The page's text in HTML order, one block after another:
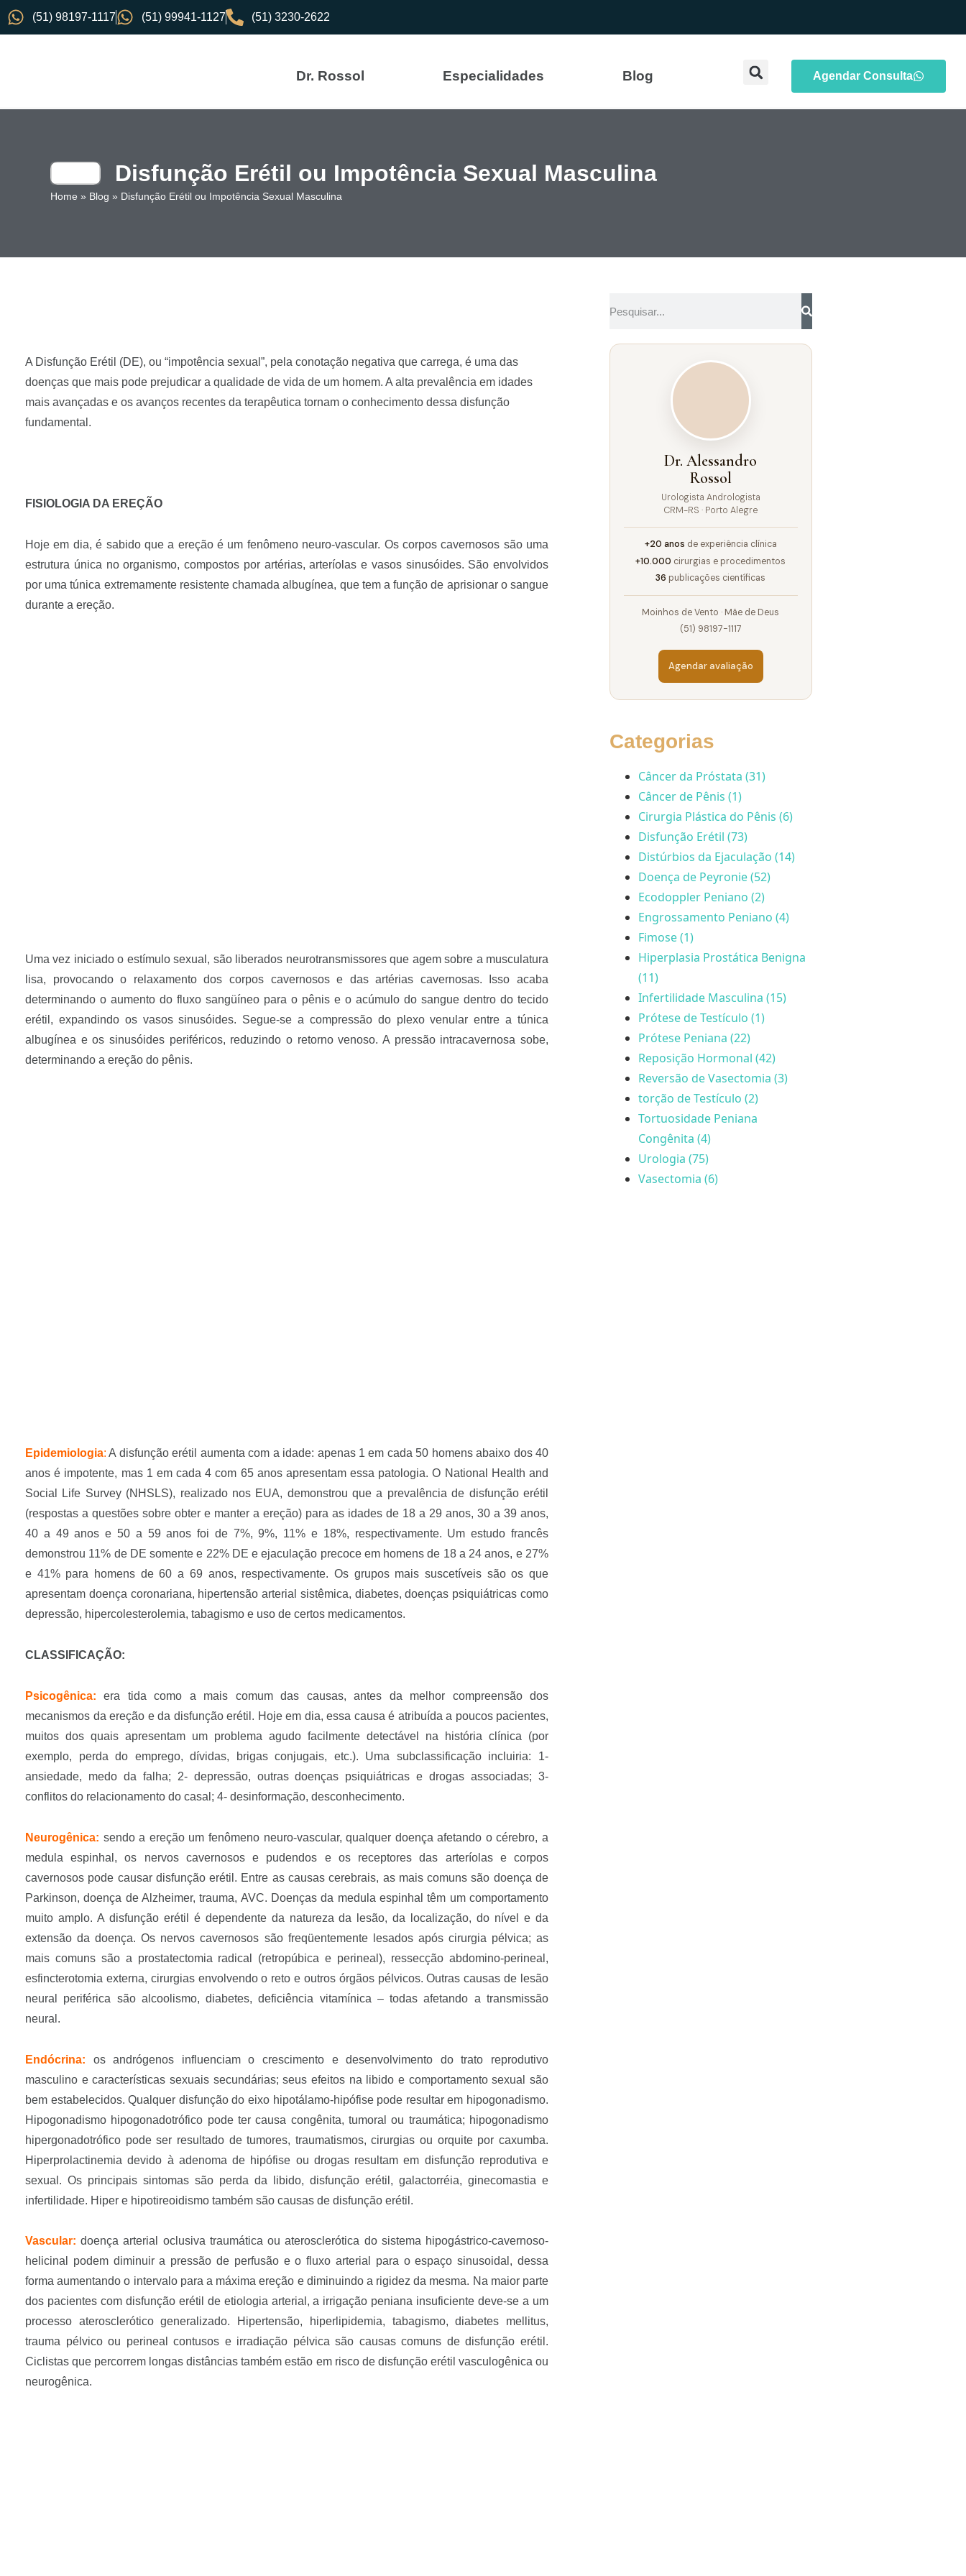
(51) 98197-1117 (51) 99941-1127 (51) 3230-2622
Dr. Rossol Especialidades Blog Agendar Consulta
Disfunção Erétil ou Impotência Sexual Masculina
Home » Blog » Disfunção Erétil ou Impotência Sexual Masculina
A Disfunção Erétil (DE), ou “impotência sexual”, pela conotação negativa que carrega, é uma das
doenças que mais pode prejudicar a qualidade de vida de um homem. A alta prevalência em idades
mais avançadas e os avanços recentes da terapêutica tornam o conhecimento dessa disfunção
fundamental.
FISIOLOGIA DA EREÇÃO
Hoje em dia, é sabido que a ereção é um fenômeno neuro-vascular. Os corpos cavernosos são uma
estrutura única no organismo, compostos por artérias, arteríolas e vasos sinusóides. São envolvidos
por uma túnica extremamente resistente chamada albugínea, que tem a função de aprisionar o sangue
durante a ereção.
Uma vez iniciado o estímulo sexual, são liberados neurotransmissores que agem sobre a musculatura
lisa, provocando o relaxamento dos corpos cavernosos e das artérias cavernosas. Isso acaba
determinando o aumento do fluxo sangüíneo para o pênis e o acúmulo do sangue dentro do tecido
erétil, expandindo os vasos sinusóides. Segue-se a compressão do plexo venular entre a túnica
albugínea e os sinusóides periféricos, reduzindo o retorno venoso. A pressão intracavernosa sobe,
determinando a ereção do pênis.
Epidemiologia: A disfunção erétil aumenta com a idade: apenas 1 em cada 50 homens abaixo dos 40
anos é impotente, mas 1 em cada 4 com 65 anos apresentam essa patologia. O National Health and
Social Life Survey (NHSLS), realizado nos EUA, demonstrou que a prevalência de disfunção erétil
(respostas a questões sobre obter e manter a ereção) para as idades de 18 a 29 anos, 30 a 39 anos,
40 a 49 anos e 50 a 59 anos foi de 7%, 9%, 11% e 18%, respectivamente. Um estudo francês
demonstrou 11% de DE somente e 22% DE e ejaculação precoce em homens de 18 a 24 anos, e 27%
e 41% para homens de 60 a 69 anos, respectivamente. Os grupos mais suscetíveis são os que
apresentam doença coronariana, hipertensão arterial sistêmica, diabetes, doenças psiquiátricas como
depressão, hipercolesterolemia, tabagismo e uso de certos medicamentos.
CLASSIFICAÇÃO:
Psicogênica:
era tida como a mais comum das causas, antes da melhor compreensão dos
mecanismos da ereção e da disfunção erétil. Hoje em dia, essa causa é atribuída a poucos pacientes,
muitos dos quais apresentam um problema agudo facilmente detectável na história clínica (por
exemplo, perda do emprego, dívidas, brigas conjugais, etc.). Uma subclassificação incluiria: 1-
ansiedade, medo da falha; 2- depressão, outras doenças psiquiátricas e drogas associadas; 3-
conflitos do relacionamento do casal; 4- desinformação, desconhecimento.
Neurogênica: sendo a ereção um fenômeno neuro-vascular, qualquer doença afetando o cérebro, a
medula espinhal, os nervos cavernosos e pudendos e os receptores das arteríolas e corpos
cavernosos pode causar disfunção erétil. Entre as causas cerebrais, as mais comuns são doença de
Parkinson, doença de Alzheimer, trauma, AVC. Doenças da medula espinhal têm um comportamento
muito amplo. A disfunção erétil é dependente da natureza da lesão, da localização, do nível e da
extensão da doença. Os nervos cavernosos são freqüentemente lesados após cirurgia pélvica; as
mais comuns são a prostatectomia radical (retropúbica e perineal), ressecção abdomino-perineal,
esfincterotomia externa, cirurgias envolvendo o reto e outros órgãos pélvicos. Outras causas de lesão
neural periférica são alcoolismo, diabetes, deficiência vitamínica – todas afetando a transmissão
neural.
Endócrina: os andrógenos influenciam o crescimento e desenvolvimento do trato reprodutivo
masculino e características sexuais secundárias; seus efeitos na libido e comportamento sexual são
bem estabelecidos. Qualquer disfunção do eixo hipotálamo-hipófise pode resultar em hipogonadismo.
Hipogonadismo hipogonadotrófico pode ter causa congênita, tumoral ou traumática; hipogonadismo
hipergonadotrófico pode ser resultado de tumores, traumatismos, cirurgias ou orquite por caxumba.
Hiperprolactinemia devido à adenoma de hipófise ou drogas resultam em disfunção reprodutiva e
sexual. Os principais sintomas são perda da libido, disfunção erétil, galactorréia, ginecomastia e
infertilidade. Hiper e hipotireoidismo também são causas de disfunção erétil.
Vascular: doença arterial oclusiva traumática ou aterosclerótica do sistema hipogástrico-cavernoso-
helicinal podem diminuir a pressão de perfusão e o fluxo arterial para o espaço sinusoidal, dessa
forma aumentando o intervalo para a máxima ereção e diminuindo a rigidez da mesma. Na maior parte
dos pacientes com disfunção erétil de etiologia arterial, a irrigação peniana insuficiente deve-se a um
processo aterosclerótico generalizado. Hipertensão, hiperlipidemia, tabagismo, diabetes mellitus,
trauma pélvico ou perineal contusos e irradiação pélvica são causas comuns de disfunção erétil.
Ciclistas que percorrem longas distâncias também estão em risco de disfunção erétil vasculogênica ou
neurogênica.
Dr. Alessandro
Rossol
Urologista Andrologista
CRM-RS · Porto Alegre
+20 anos de experiência clínica
+10.000 cirurgias e procedimentos
36 publicações científicas
Moinhos de Vento · Mãe de Deus
(51) 98197-1117
Agendar avaliação
Categorias
Câncer da Próstata (31)
Câncer de Pênis (1)
Cirurgia Plástica do Pênis (6)
Disfunção Erétil (73)
Distúrbios da Ejaculação (14)
Doença de Peyronie (52)
Ecodoppler Peniano (2)
Engrossamento Peniano (4)
Fimose (1)
Hiperplasia Prostática Benigna
(11)
Infertilidade Masculina (15)
Prótese de Testículo (1)
Prótese Peniana (22)
Reposição Hormonal (42)
Reversão de Vasectomia (3)
torção de Testículo (2)
Tortuosidade Peniana
Congênita (4)
Urologia (75)
Vasectomia (6)